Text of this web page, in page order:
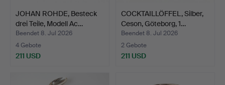
JOHAN ROHDE, Besteck
drei Teile, Modell Ac…
Beendet 8. Jul 2026
4 Gebote
211 USD
COCKTAILLÖFFEL, Silber,
Ceson, Göteborg, 1…
Beendet 8. Jul 2026
2 Gebote
211 USD